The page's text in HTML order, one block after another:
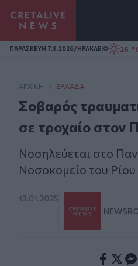
Homepage
ΠΑΡΑΣΚΕΥΗ 7.8.2026/ΗΡΑΚΛΕΙΟ 26
ΑΡΧΙΚΗ / ΕΛΛΆΔΑ
Σοβαρός
σε τροχαίο στον
Νοσηλεύεται στο
Νοσοκομείο του Ρίου
13.01.2025